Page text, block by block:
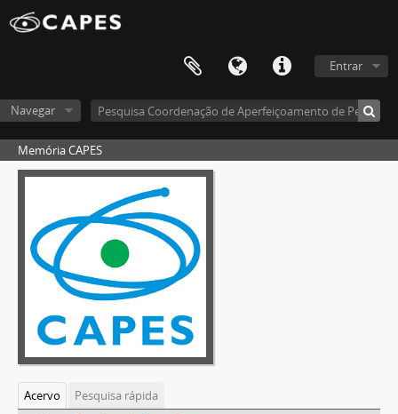
Entrar
Navegar
Memória CAPES
Acervo
Pesquisa rápida